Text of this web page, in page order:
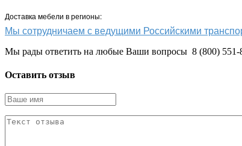
Доставка мебели в регионы:
Мы сотрудничаем с ведущими Российскими
Мы рады ответить на любые Ваши вопросы 8 (800) 551-
Оставить отзыв